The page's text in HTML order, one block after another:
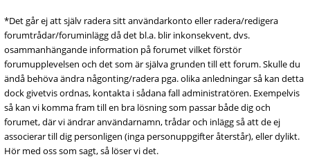
*Det går ej att själv radera sitt användarkonto eller radera/redigera
forumtrådar/foruminlägg då det bl.a. blir inkonsekvent, dvs.
osammanhängande information på forumet vilket förstör
forumupplevelsen och det som är själva grunden till ett forum. Skulle du
ändå behöva ändra någonting/radera pga. olika anledningar så kan detta
dock givetvis ordnas, kontakta i sådana fall administratören. Exempelvis
så kan vi komma fram till en bra lösning som passar både dig och
forumet, där vi ändrar användarnamn, trådar och inlägg så att de ej
associerar till dig personligen (inga personuppgifter återstår), eller dylikt.
Hör med oss som sagt, så löser vi det.